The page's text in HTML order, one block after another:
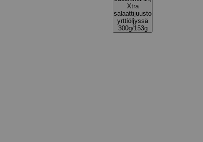
Xtra
salaattijuusto
yrttiöljyssä
300g/153g